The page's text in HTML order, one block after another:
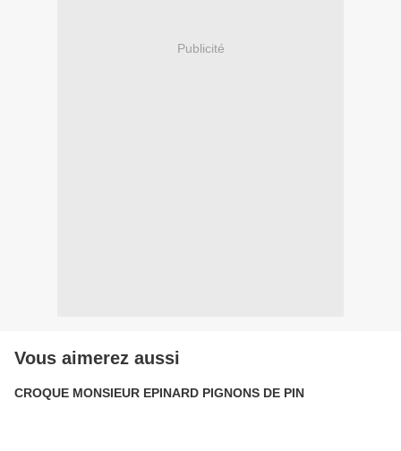
Publicité
Vous aimerez aussi
CROQUE MONSIEUR EPINARD PIGNONS DE PIN